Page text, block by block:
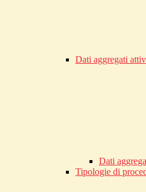
Dati aggregati
Dati
Tipologie di